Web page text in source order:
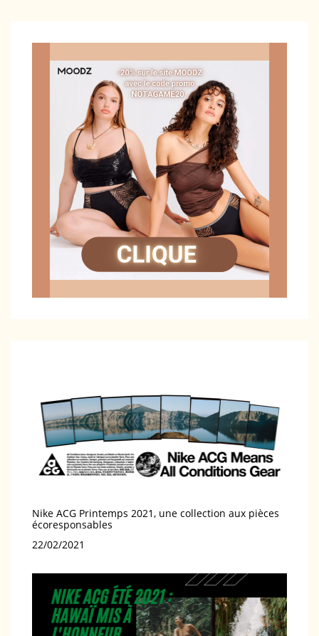
Nike ACG Printemps 2021, une collection aux pièces
écoresponsables
Date
22/02/2021